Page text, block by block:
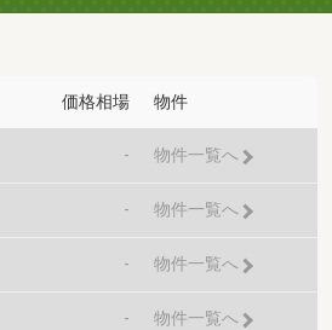
価格相場 物件
- 物件一覧へ
- 物件一覧へ
- 物件一覧へ
- 物件一覧へ